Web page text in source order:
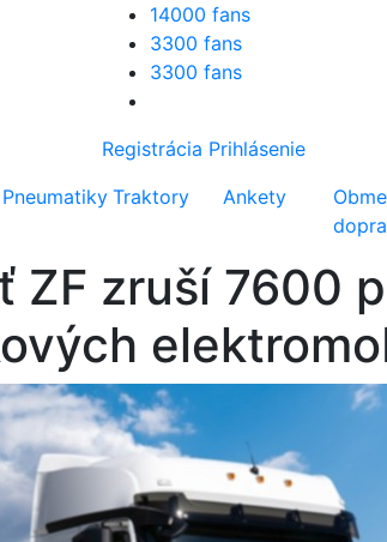
14000 fans
3300 fans
3300 fans
Registrácia Prihlásenie
Pneumatiky Traktory Ankety
ZF zruší 7600